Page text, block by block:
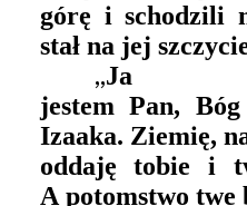
górę i schodzili
stał na jej
„Ja
jestem Pan,
Izaaka. Ziemię,
oddaję tobie i
A potomstwo twe